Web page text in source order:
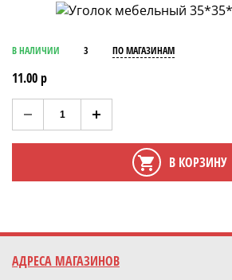
В НАЛИЧИИ 3 ПО МАГАЗИНАМ
11.00 р
В КОРЗИНУ
АДРЕСА МАГАЗИНОВ